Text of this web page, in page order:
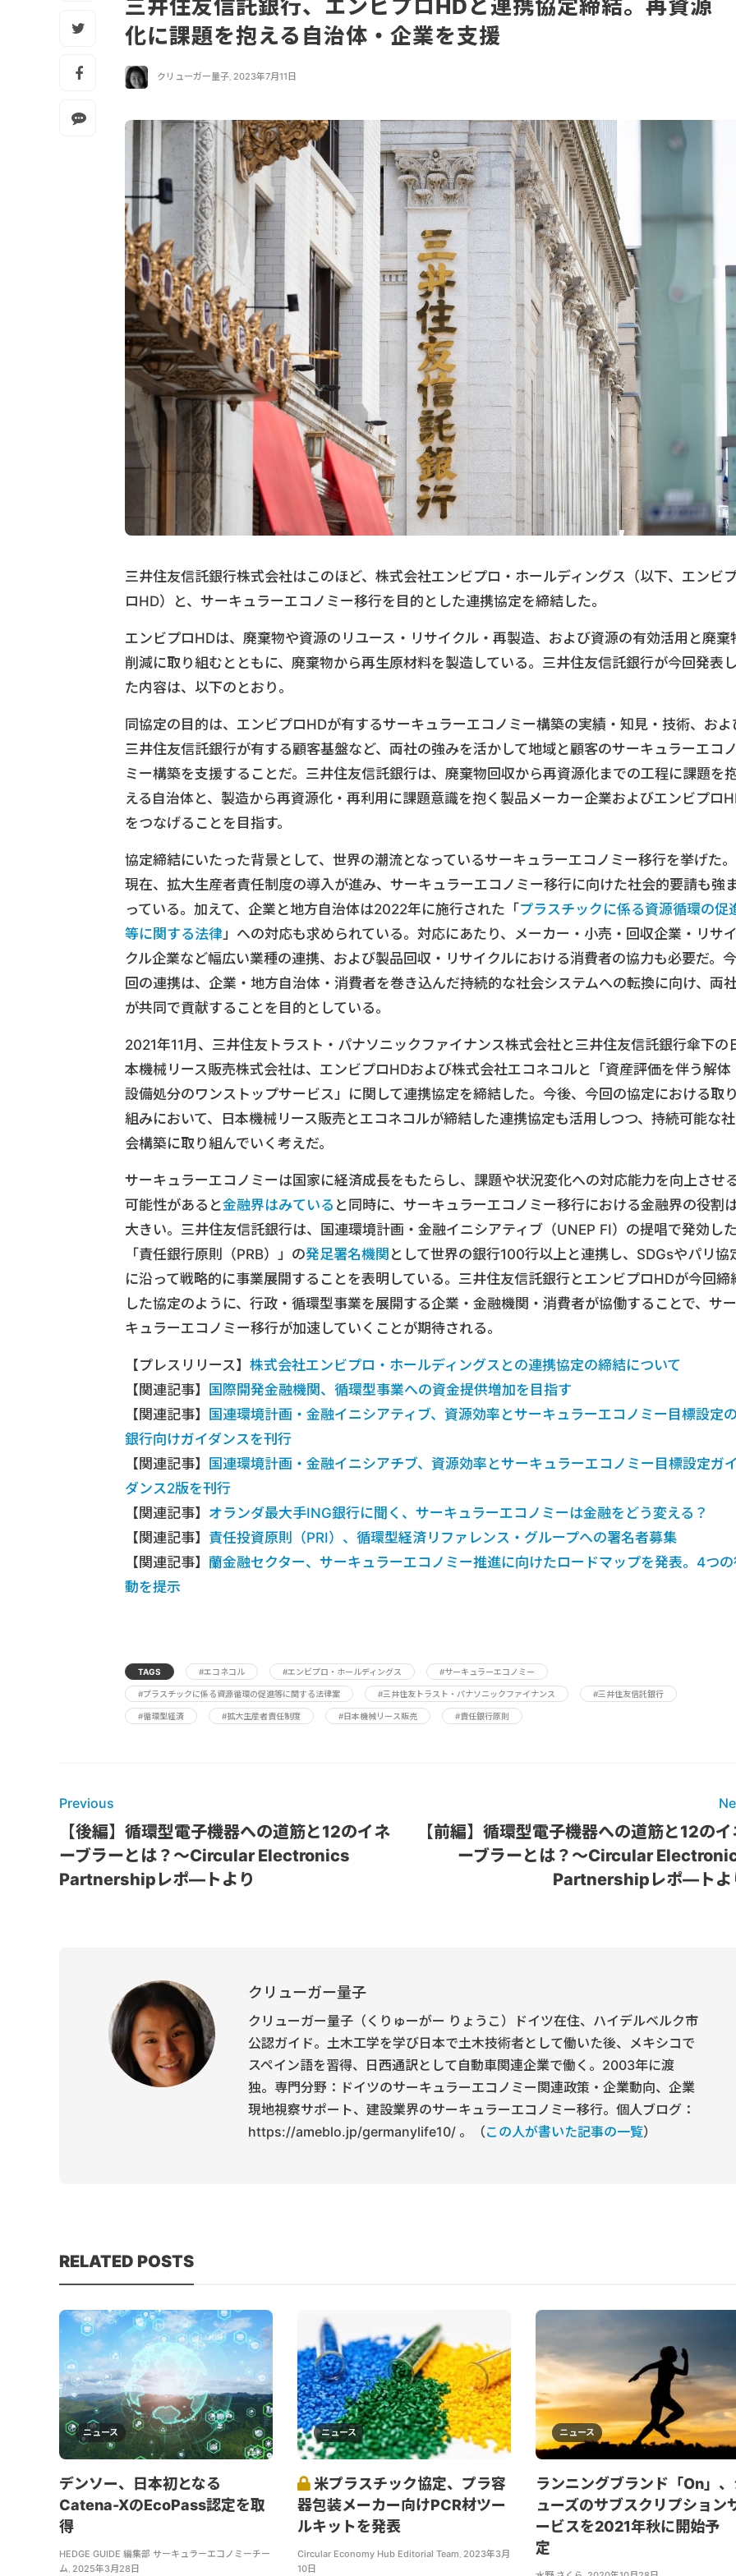
三井住友信託銀行、エンビプロHDと連携協定締結。再資源
化に課題を抱える自治体・企業を支援
クリューガー量子, 2023年7月11日
三井住友信託銀行株式会社はこのほど、株式会社エンビプロ・ホールディングス（以下、エンビ
ロHD）と、サーキュラーエコノミー移行を目的とした連携協定を締結した。
エンビプロHDは、廃棄物や資源のリユース・リサイクル・再製造、および資源の有効活用と廃棄
削減に取り組むとともに、廃棄物から再生原材料を製造している。三井住友信託銀行が今回発表
た内容は、以下のとおり。
同協定の目的は、エンビプロHDが有するサーキュラーエコノミー構築の実績・知見・技術、およ
三井住友信託銀行が有する顧客基盤など、両社の強みを活かして地域と顧客のサーキュラーエコ
ミー構築を支援することだ。三井住友信託銀行は、廃棄物回収から再資源化までの工程に課題を
える自治体と、製造から再資源化・再利用に課題意識を抱く製品メーカー企業およびエンビプロ
をつなげることを目指す。
協定締結にいたった背景として、世界の潮流となっているサーキュラーエコノミー移行を挙げた。
現在、拡大生産者責任制度の導入が進み、サーキュラーエコノミー移行に向けた社会的要請も強
っている。加えて、企業と地方自治体は2022年に施行された「 プラスチックに係る資源循環の促
等に関する法律」への対応も求められている。対応にあたり、メーカー・小売・回収企業・リサ
クル企業など幅広い業種の連携、および製品回収・リサイクルにおける消費者の協力も必要だ。今
回の連携は、企業・地方自治体・消費者を巻き込んだ持続的な社会システムへの転換に向け、両
が共同で貢献することを目的としている。
2021年11月、三井住友トラスト・パナソニックファイナンス株式会社と三井住友信託銀行傘下の
本機械リース販売株式会社は、エンビプロHDおよび株式会社エコネコルと「資産評価を伴う解体
設備処分のワンストップサービス」に関して連携協定を締結した。今後、今回の協定における取
組みにおいて、日本機械リース販売とエコネコルが締結した連携協定も活用しつつ、持続可能な社
会構築に取り組んでいく考えだ。
サーキュラーエコノミーは国家に経済成長をもたらし、課題や状況変化への対応能力を向上させ
可能性があると金融界はみている と同時に、サーキュラーエコノミー移行における金融界の役割
大きい。三井住友信託銀行は、国連環境計画・金融イニシアティブ（UNEP FI）の提唱で発効し
「責任銀行原則（PRB）」の発足署名機関 として世界の銀行100行以上と連携し、SDGsやパリ協
に沿って戦略的に事業展開することを表明している。三井住友信託銀行とエンビプロHDが今回締
した協定のように、行政・循環型事業を展開する企業・金融機関・消費者が協働することで、サー
キュラーエコノミー移行が加速していくことが期待される。
【プレスリリース】 株式会社エンビプロ・ホールディングスとの連携協定の締結について
【関連記事】
国際開発金融機関、循環型事業への資金提供増加を目指す
【関連記事】
国連環境計画・金融イニシアティブ、資源効率とサーキュラーエコノミー目標設定
銀行向けガイダンスを刊行
【関連記事】
国連環境計画・金融イニシアチブ、資源効率とサーキュラーエコノミー目標設定ガ
ダンス2版を刊行
【関連記事】 オランダ最大手ING銀行に聞く、サーキュラーエコノミーは金融をどう変える？
【関連記事】 責任投資原則（PRI）、循環型経済リファレンス・グループへの署名者募集
【関連記事】 蘭金融セクター、サーキュラーエコノミー推進に向けたロードマップを発表。4つ
動を提示
TAGS #エコネコル #エンビプロ・ホールディングス #サーキュラーエコノミー
#プラスチックに係る資源循環の促進等に関する法律案 #三井住友トラスト・パナソニックファイナンス #三井住友信託銀行
#循環型経済 #拡大生産者責任制度 #日本機械リース販売 #責任銀行原則
Previous
【後編】循環型電子機器への道筋と12のイネ
ーブラーとは？～Circular Electronics
Partnershipレポ―トより
【前編】循環型電子機器への道筋と12の
ーブラーとは？～Circular
Partnershipレポ―トよ
クリューガー量子
クリューガー量子（くりゅーがー りょうこ）ドイツ在住、ハイデルベルク市
公認ガイド。土木工学を学び日本で土木技術者として働いた後、メキシコで
スペイン語を習得、日西通訳として自動車関連企業で働く。2003年に渡
独。専門分野：ドイツのサーキュラーエコノミー関連政策・企業動向、企業
現地視察サポート、建設業界のサーキュラーエコノミー移行。個人ブログ：
https://ameblo.jp/germanylife10/ 。（この人が書いた記事の一覧）
RELATED POSTS
ニュース
デンソー、日本初となる
Catena-XのEcoPass認定を取
得
HEDGE GUIDE 編集部 サーキュラーエコノミーチー
ム, 2025年3月28日
ニュース
米プラスチック協定、プラ容
器包装メーカー向けPCR材ツー
ルキットを発表
Circular Economy Hub Editorial Team, 2023年3月
10日
ニュース
ランニングブランド「On」
ューズのサブスクリプション
ービスを2021年秋に開始予
定